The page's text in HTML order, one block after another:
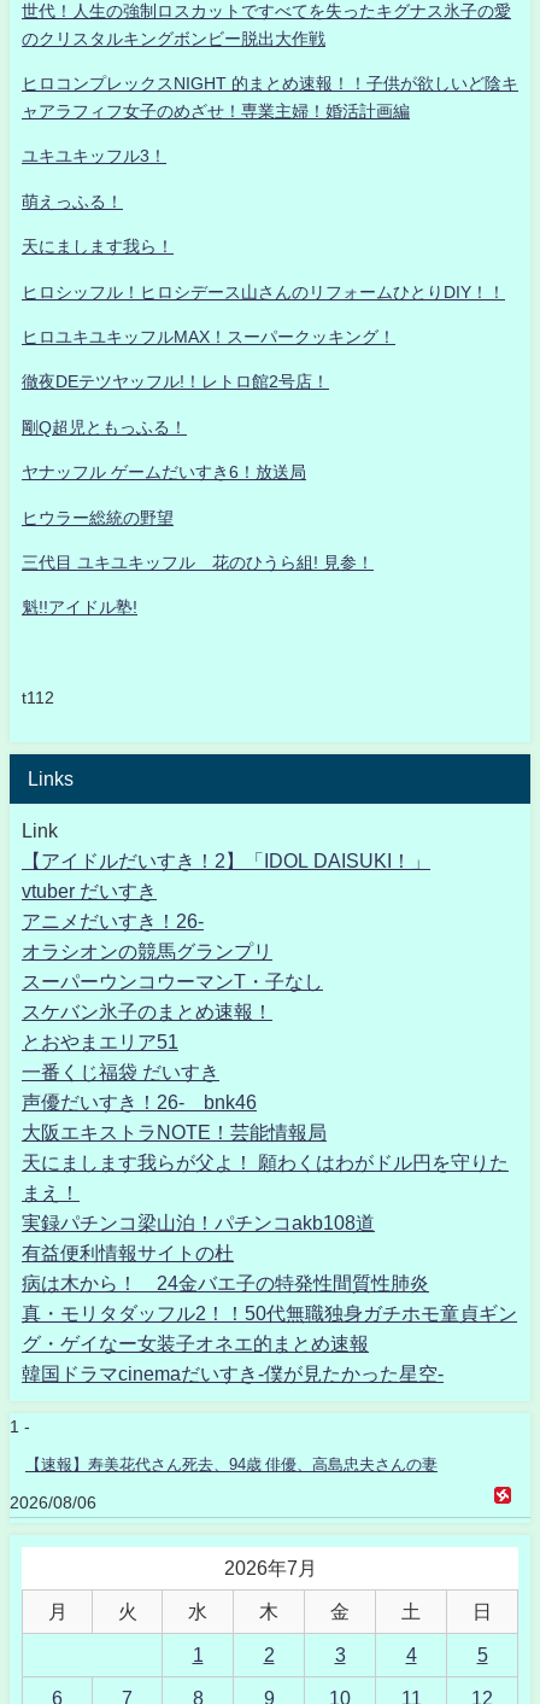
世代！人生の強制ロスカットですべてを失ったキグナス氷子の愛
のクリスタルキングボンビー脱出大作戦
ヒロコンプレックスNIGHT 的まとめ速報！！子供が欲しいど陰キ
ャアラフィフ女子のめざせ！専業主婦！婚活計画編
ユキユキッフル3！
萌えっふる！
天にまします我ら！
ヒロシッフル！ヒロシデース山さんのリフォームひとりDIY！！
ヒロユキユキッフルMAX！スーパークッキング！
徹夜DEテツヤッフル!！レトロ館2号店！
剛Q超児ともっふる！
ヤナッフル ゲームだいすき6！放送局
ヒウラー総統の野望
三代目 ユキユキッフル 花のひうら組! 見参！
魁!!アイドル塾!
t112
Links
Link
【アイドルだいすき！2】「IDOL DAISUKI！」
vtuber だいすき
アニメだいすき！26-
オラシオンの競馬グランプリ
スーパーウンコウーマンT・子なし
スケバン氷子のまとめ速報！
とおやまエリア51
一番くじ福袋 だいすき
声優だいすき！26- bnk46
大阪エキストラNOTE！芸能情報局
天にまします我らが父よ！ 願わくはわがドル円を守りた
まえ！
実録パチンコ梁山泊！パチンコakb108道
有益便利情報サイトの杜
病は木から！ 24金バエ子の特発性間質性肺炎
真・モリタダッフル2！！50代無職独身ガチホモ童貞ギン
グ・ゲイなー女装子オネエ的まとめ速報
韓国ドラマcinemaだいすき-僕が見たかった星空-
1 -
【速報】寿美花代さん死去、94歳 俳優、高島忠夫さんの妻
2026/08/06
2026年7月
月 火 水 木 金 土 日
1 2 3 4 5
6 7 8 9 10 11 12